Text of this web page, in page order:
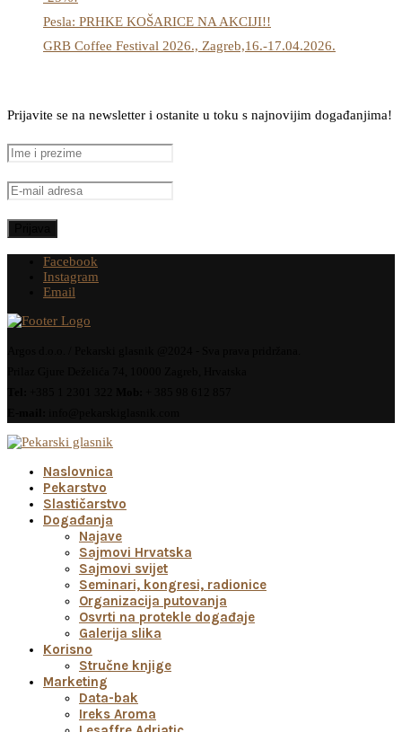
Pesla: PRHKE KOŠARICE NA AKCIJI!!
GRB Coffee Festival 2026., Zagreb,16.-17.04.2026.
Prijavite se na newsletter i ostanite u toku s najnovijim događanjima!
Facebook
Instagram
Email
Naslovnica
Pekarstvo
Slastičarstvo
Događanja
Najave
Sajmovi Hrvatska
Sajmovi svijet
Seminari, kongresi, radionice
Organizacija putovanja
Osvrti na protekle događaje
Galerija slika
Korisno
Stručne knjige
Marketing
Data-bak
Ireks Aroma